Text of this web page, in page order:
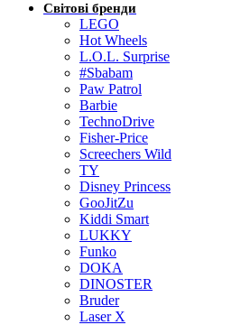
Світові бренди
LEGO
Hot Wheels
L.O.L. Surprise
#Sbabam
Paw Patrol
Barbie
TechnoDrive
Fisher-Price
Screechers Wild
TY
Disney Princess
GooJitZu
Kiddi Smart
LUKKY
Funko
DOKA
DINOSTER
Bruder
Laser X